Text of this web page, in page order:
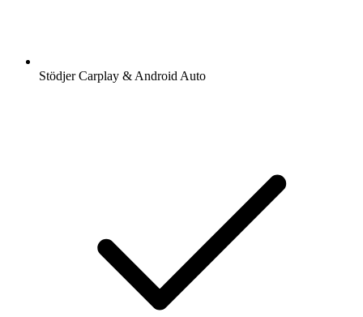
Stödjer Carplay & Android Auto